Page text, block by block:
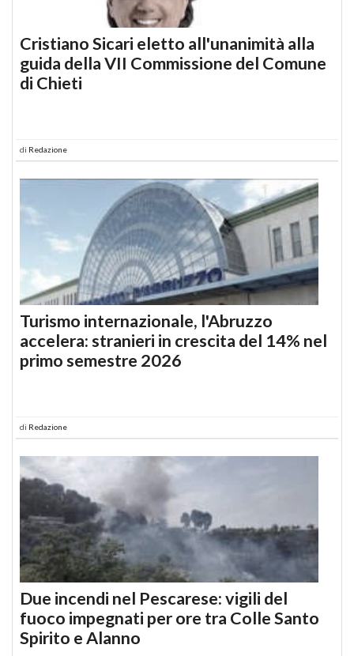
Cristiano Sicari eletto all'unanimità alla
guida della VII Commissione del Comune
di Chieti
di Redazione
Turismo internazionale, l'Abruzzo
accelera: stranieri in crescita del 14% nel
primo semestre 2026
di Redazione
Due incendi nel Pescarese: vigili del
fuoco impegnati per ore tra Colle Santo
Spirito e Alanno